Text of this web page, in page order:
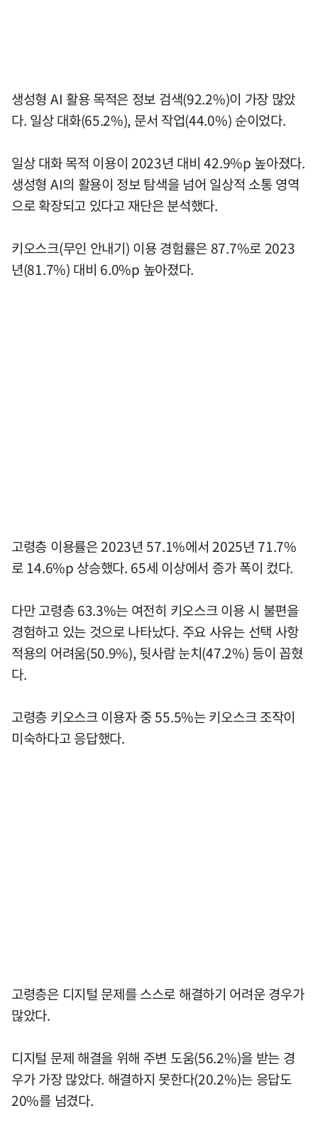
생성형 AI 활용 목적은 정보 검색(92.2%)이 가장 많았
다. 일상 대화(65.2%), 문서 작업(44.0%) 순이었다.
일상 대화 목적 이용이 2023년 대비 42.9%p 높아졌다.
생성형 AI의 활용이 정보 탐색을 넘어 일상적 소통 영역
으로 확장되고 있다고 재단은 분석했다.
키오스크(무인 안내기) 이용 경험률은 87.7%로 2023
년(81.7%) 대비 6.0%p 높아졌다.
고령층 이용률은 2023년 57.1%에서 2025년 71.7%
로 14.6%p 상승했다. 65세 이상에서 증가 폭이 컸다.
다만 고령층 63.3%는 여전히 키오스크 이용 시 불편을
경험하고 있는 것으로 나타났다. 주요 사유는 선택 사항
적용의 어려움(50.9%), 뒷사람 눈치(47.2%) 등이 꼽혔
다.
고령층 키오스크 이용자 중 55.5%는 키오스크 조작이
미숙하다고 응답했다.
고령층은 디지털 문제를 스스로 해결하기 어려운 경우가
많았다.
디지털 문제 해결을 위해 주변 도움(56.2%)을 받는 경
우가 가장 많았다. 해결하지 못한다(20.2%)는 응답도
20%를 넘겼다.